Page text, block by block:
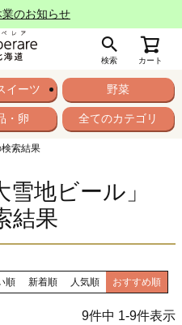
のお知らせ
検索 カート
イーツ 野菜
・卵 全てのカテゴリ
検索結果
雪地ビール」
結果
順 新着順 人気順 おすすめ順
9件中 1-9件表示